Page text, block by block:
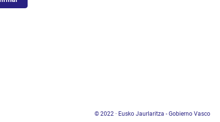
© 2022 · Eusko Jaurlaritza - Gobierno Vasco